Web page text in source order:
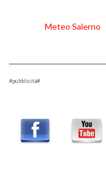
Meteo Salerno
#pubblicità#